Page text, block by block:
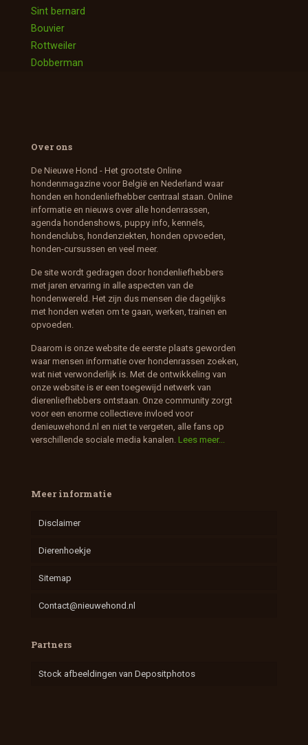
Sint bernard
Bouvier
Rottweiler
Dobberman
Over ons
De Nieuwe Hond - Het grootste Online
hondenmagazine voor België en Nederland waar
honden en hondenliefhebber centraal staan. Online
informatie en nieuws over alle hondenrassen,
agenda hondenshows, puppy info, kennels,
hondenclubs, hondenziekten, honden opvoeden,
honden-cursussen en veel meer.
De site wordt gedragen door hondenliefhebbers
met jaren ervaring in alle aspecten van de
hondenwereld. Het zijn dus mensen die dagelijks
met honden weten om te gaan, werken, trainen en
opvoeden.
Daarom is onze website de eerste plaats geworden
waar mensen informatie over hondenrassen zoeken,
wat niet verwonderlijk is. Met de ontwikkeling van
onze website is er een toegewijd netwerk van
dierenliefhebbers ontstaan. Onze community zorgt
voor een enorme collectieve invloed voor
denieuwehond.nl en niet te vergeten, alle fans op
verschillende sociale media kanalen. Lees meer...
Meer informatie
Disclaimer
Dierenhoekje
Sitemap
Contact@nieuwehond.nl
Partners
Stock afbeeldingen van Depositphotos